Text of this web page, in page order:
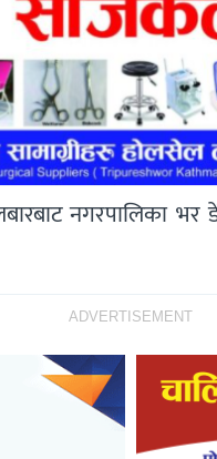
नगरपालिका
ADVERTISEMENT